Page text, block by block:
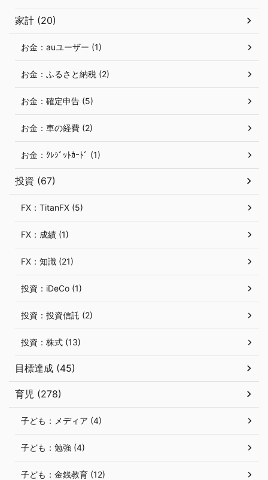
家計 (20)
お金：auユーザー (1)
お金：ふるさと納税 (2)
お金：確定申告 (5)
お金：車の経費 (2)
お金：ｸﾚｼﾞｯﾄｶｰﾄﾞ (1)
投資 (67)
FX：TitanFX (5)
FX：成績 (1)
FX：知識 (21)
投資：iDeCo (1)
投資：投資信託 (2)
投資：株式 (13)
目標達成 (45)
育児 (278)
子ども：メディア (4)
子ども：勉強 (4)
子ども：金銭教育 (12)